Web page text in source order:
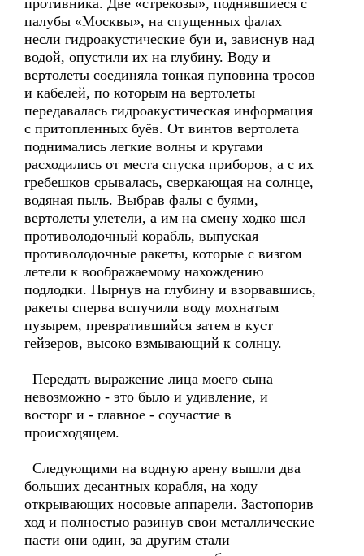
противника. Две «стрекозы», поднявшиеся с
палубы «Москвы», на спущенных фалах
несли гидроакустические буи и, зависнув над
водой, опустили их на глубину. Воду и
вертолеты соединяла тонкая пуповина тросов
и кабелей, по которым на вертолеты
передавалась гидроакустическая информация
с притопленных буёв. От винтов вертолета
поднимались легкие волны и кругами
расходились от места спуска приборов, а с их
гребешков срывалась, сверкающая на солнце,
водяная пыль. Выбрав фалы с буями,
вертолеты улетели, а им на смену ходко шел
противолодочный корабль, выпуская
противолодочные ракеты, которые с визгом
летели к воображаемому нахождению
подлодки. Нырнув на глубину и взорвавшись,
ракеты сперва вспучили воду мохнатым
пузырем, превратившийся затем в куст
гейзеров, высоко взмывающий к солнцу.
Передать выражение лица моего сына
невозможно - это было и удивление, и
восторг и - главное - соучастие в
происходящем.
Следующими на водную арену вышли два
больших десантных корабля, на ходу
открывающих носовые аппарели. Застопорив
ход и полностью разинув свои металлические
пасти они один, за другим стали